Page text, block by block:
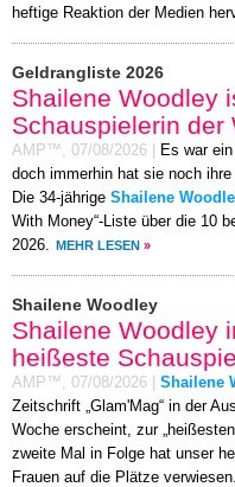
heftige Reaktion der Medien
Geldrangliste 2026
Shailene Woodley
Schauspielerin der
AMP™, 07/08/2026
Es war
doch immerhin hat sie noch
Die 34-jährige Shailene
With Money“-Liste über die 10
2026.
MEHR LESEN »
Shailene Woodley
Shailene Woodley
heißeste
AMP™, 07/08/2026 Shailene
Zeitschrift „Glam'Mag“ in der
Woche erscheint, zur
zweite Mal in Folge hat unser
Frauen auf die Plätze verwiesen.